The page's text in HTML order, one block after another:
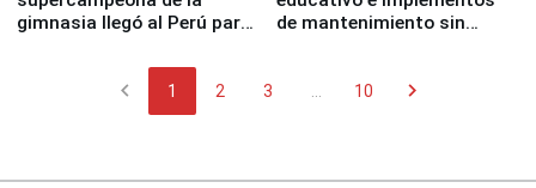
gimnasia llegó al Perú para
Panamericanos Lima 2027
de mantenimiento sin
chevron_left 1 2 3 10 chevron_right